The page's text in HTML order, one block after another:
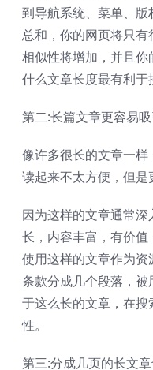
到导航系统、菜单、
总和，你的网页将只
相似性将增加，并且你
什么文章长度最有利于
第二:长篇文章更容易
像许多很长的文章一
读起来不太方便，但是
因为这样的文章通常
长，内容丰富，有价
使用这样的文章作为
条款分成几个段落，
于这么长的文章，在
性。
第三:分成几页的长文章